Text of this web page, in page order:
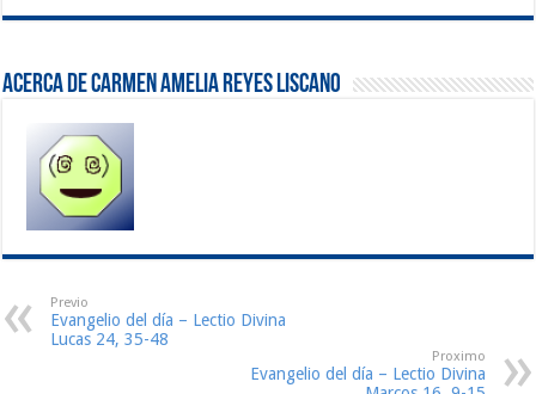
Acerca de Carmen Amelia Reyes Liscano
Previo
Evangelio del día – Lectio Divina
Lucas 24, 35-48
Proximo
Evangelio del día – Lectio Divina